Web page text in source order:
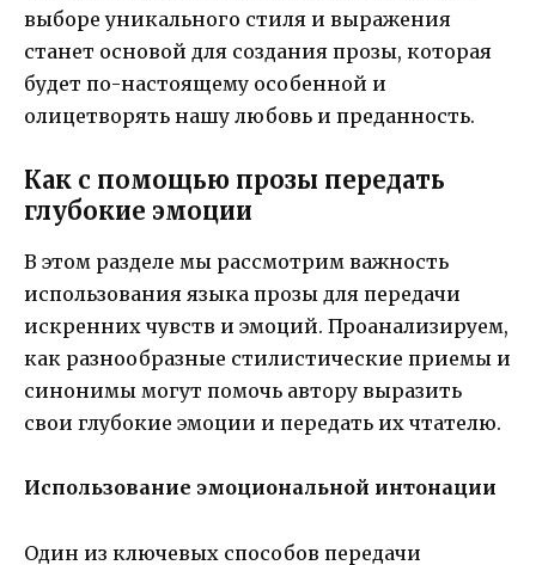
выборе уникального стиля и выражения
станет основой для создания прозы, которая
будет по-настоящему особенной и
олицетворять нашу любовь и преданность.
Как с помощью прозы передать
глубокие эмоции
В этом разделе мы рассмотрим важность
использования языка прозы для передачи
искренних чувств и эмоций. Проанализируем,
как разнообразные стилистические приемы и
синонимы могут помочь автору выразить
свои глубокие эмоции и передать их чтателю.
Использование эмоциональной интонации
Один из ключевых способов передачи